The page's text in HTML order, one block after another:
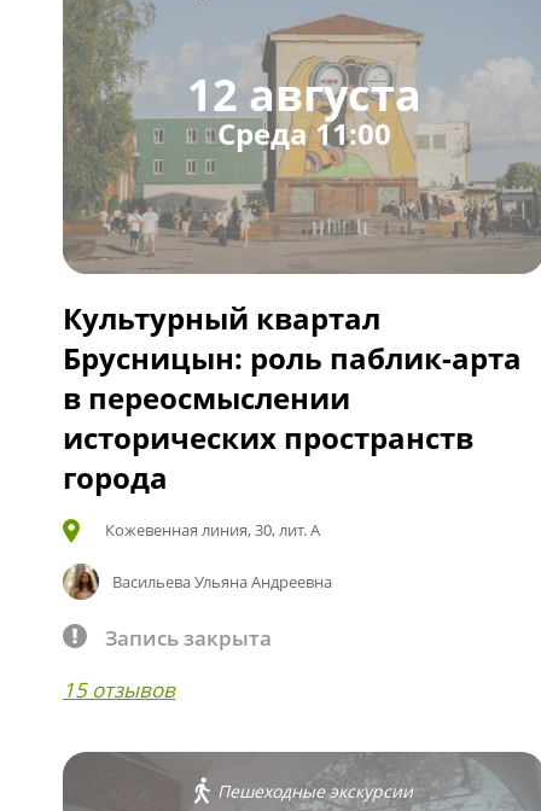
12 августа
Среда 11:00
Культурный квартал
Брусницын: роль паблик-арта
в переосмыслении
исторических пространств
города
Кожевенная линия, 30, лит. А
Васильева Ульяна Андреевна
Запись закрыта
15 отзывов
Пешеходные экскурсии